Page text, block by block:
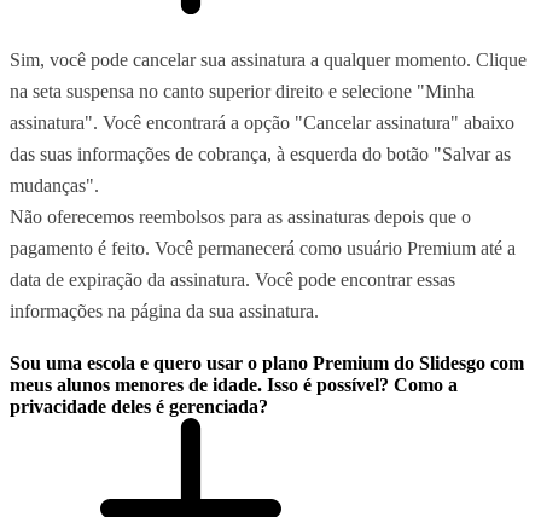
Sim, você pode cancelar sua assinatura a qualquer momento. Clique
na seta suspensa no canto superior direito e selecione "Minha
assinatura". Você encontrará a opção "Cancelar assinatura" abaixo
das suas informações de cobrança, à esquerda do botão "Salvar as
mudanças".
Não oferecemos reembolsos para as assinaturas depois que o
pagamento é feito. Você permanecerá como usuário Premium até a
data de expiração da assinatura. Você pode encontrar essas
informações na página da sua assinatura.
Sou uma escola e quero usar o plano Premium do Slidesgo com
meus alunos menores de idade. Isso é possível? Como a
privacidade deles é gerenciada?